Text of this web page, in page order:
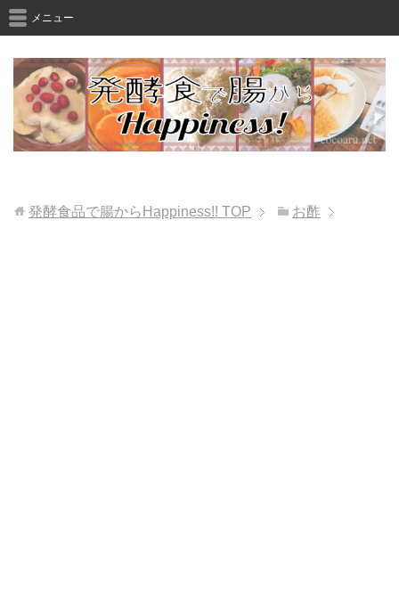
メニュー
発酵食品で腸からHappiness!! TOP お酢